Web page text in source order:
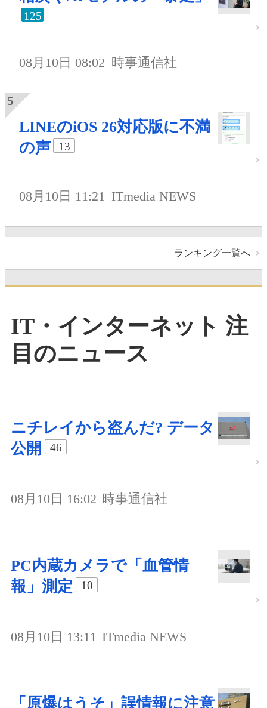
125
08月10日 08:02 時事通信社
LINEのiOS 26対応版に不満
の声
13
08月10日 11:21 ITmedia NEWS
ランキング一覧へ
IT・インターネット 注
目のニュース
ニチレイから盗んだ? データ
公開
46
08月10日 16:02 時事通信社
PC内蔵カメラで「血管情
報」測定
10
08月10日 13:11 ITmedia NEWS
「原爆はうそ」誤情報に注意